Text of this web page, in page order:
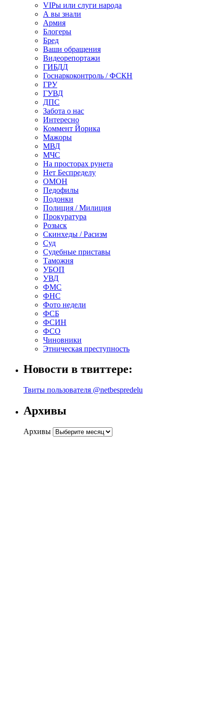
VIPы или слуги народа
А вы знали
Армия
Блогеры
Бред
Ваши обращения
Видеорепортажи
ГИБДД
Госнаркоконтроль / ФСКН
ГРУ
ГУВД
ДПС
Забота о нас
Интересно
Коммент Йорика
Мажоры
МВД
МЧС
На просторах рунета
Нет Беспределу
ОМОН
Педофилы
Подонки
Полиция / Милиция
Прокуратура
Розыск
Скинхеды / Расизм
Суд
Судебные приставы
Таможня
УБОП
УВД
ФМС
ФНС
Фото недели
ФСБ
ФСИН
ФСО
Чиновники
Этническая преступность
Новости в твиттере:
Твиты пользователя @netbespredelu
Архивы
Архивы